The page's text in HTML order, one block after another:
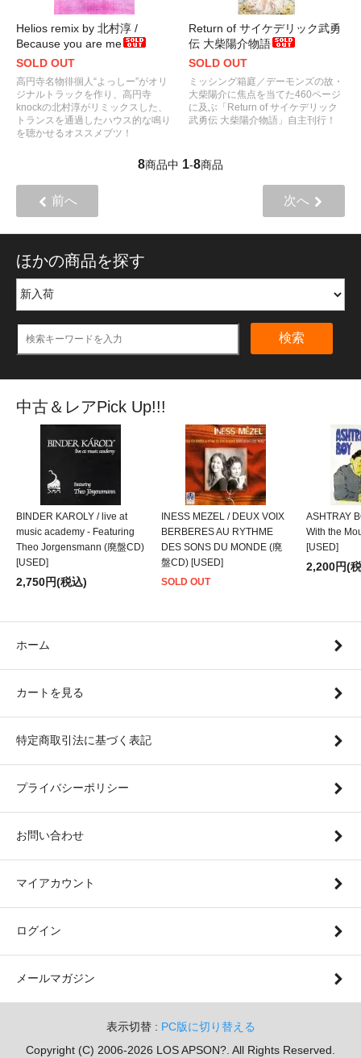
Helios remix by 北村淳 /
Because you are me
SOLD OUT
高円寺名物徘徊人“よっしー”がオリ
ジナルトラックを作り、高円寺
knockの北村淳がリミックスした、
トランスを通過したハウス的な鳴り
を聴かせるオススメブツ！
Return of サイケデリック武勇
伝 大柴陽介物語
SOLD OUT
ミッシング箱庭／デーモンズの故・
大柴陽介に焦点を当てた460ページ
に及ぶ「Return of サイケデリック
武勇伝 大柴陽介物語」自主刊行！
8商品中 1-8商品
前へ 次へ
ほかの商品を探す
検索
中古＆レアPick Up!!!
BINDER KAROLY / live at
music academy - Featuring
Theo Jorgensmann (廃盤CD)
[USED]
2,750円(税込)
INESS MEZEL / DEUX VOIX
BERBERES AU RYTHME
DES SONS DU MONDE (廃
盤CD) [USED]
SOLD OUT
ASHTRAY
With the
[USED]
2,200円(
ホーム
カートを見る
特定商取引法に基づく表記
プライバシーポリシー
お問い合わせ
マイアカウント
ログイン
メールマガジン
表示切替 : PC版に切り替える
Copyright (C) 2006-2026 LOS APSON?. All Rights Reserved.